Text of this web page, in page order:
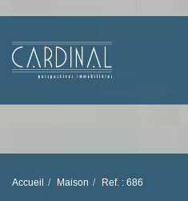
Accueil Maison Ref. : 686